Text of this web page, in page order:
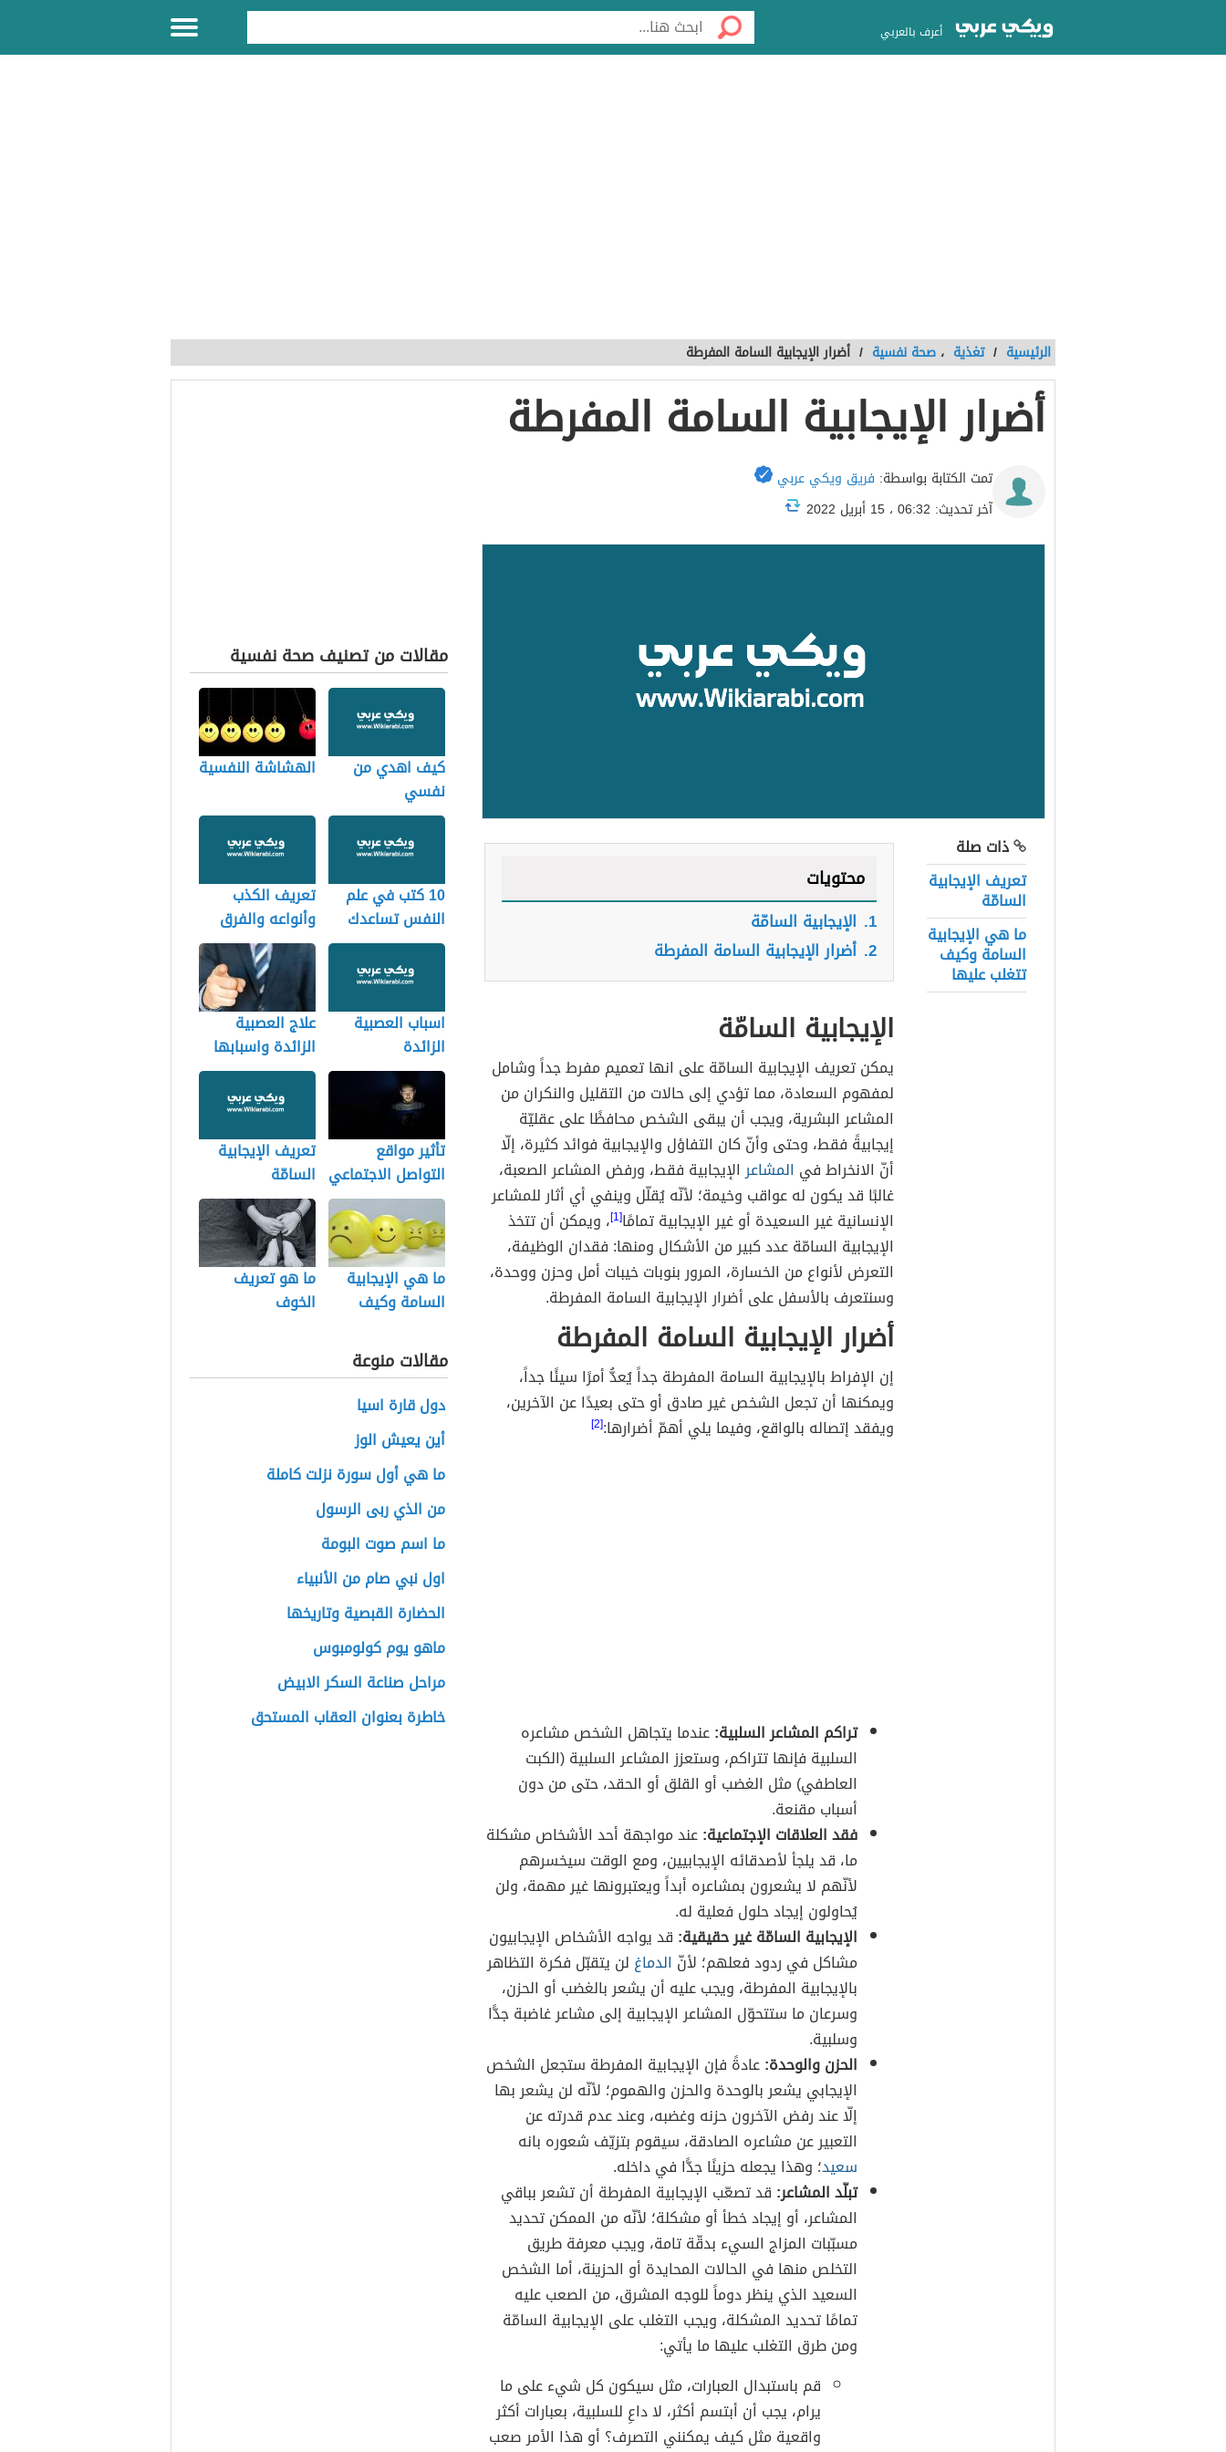
أعرف بالعربي
الرئيسية / تغذية ، صحة نفسية / أضرار الإيجابية السامة المفرطة
أضرار الإيجابية السامة المفرطة
تمت الكتابة بواسطة: فريق ويكي عربي
آخر تحديث: 06:32 ، 15 أبريل 2022
ذات صلة
تعريف الإيجابية
السامّة
ما هي الإيجابية
السامة وكيف
تتغلب عليها
محتويات
1. الإيجابية السامّة
2. أضرار الإيجابية السامة المفرطة
الإيجابية السامّة
يمكن تعريف الإيجابية السامّة على انها تعميم مفرط جداً وشامل
لمفهوم السعادة، مما تؤدي إلى حالات من التقليل والنكران من
المشاعر البشرية، ويجب أن يبقى الشخص محافظًا على عقليّة
إيجابيةً فقط، وحتى وأنّ كان التفاؤل والإيجابية فوائد كثيرة، إلّا
أنّ الانخراط في المشاعرالإيجابية فقط، ورفض المشاعر الصعبة،
غالبًا قد يكون له عواقب وخيمة؛ لأنّه يُقلّل وينفي أي أثار للمشاعر
الإنسانية غير السعيدة أو غير الإيجابية تمامًا[1] ، ويمكن أن تتخذ
الإيجابية السامّة عدد كبير من الأشكال ومنها: فقدان الوظيفة،
التعرض لأنواع من الخسارة، المرور بنوبات خيبات أمل وحزن ووحدة،
وسنتعرف بالأسفل على أضرار الإيجابية السامة المفرطة.
أضرار الإيجابية السامة المفرطة
إن الإفراط بالإيجابية السامة المفرطة جداً يُعدُّ أمرًا سيئًا جداً،
ويمكنها أن تجعل الشخص غير صادق أو حتى بعيدًا عن الآخرين،
ويفقد إتصاله بالواقع، وفيما يلي أهمّ أضرارها:[2]
تراكم المشاعر السلبية:عندما يتجاهل الشخص مشاعره
السلبية فإنها تتراكم، وستعزز المشاعر السلبية (الكبت
العاطفي) مثل الغضب أو القلق أو الحقد، حتى من دون
أسباب مقنعة.
فقد العلاقات الإجتماعية:عند مواجهة أحد الأشخاص مشكلة
ما، قد يلجأ لأصدقائه الإيجابيين، ومع الوقت سيخسرهم
لأنّهم لا يشعرون بمشاعره أبداً ويعتبرونها غير مهمة، ولن
يُحاولون إيجاد حلول فعلية له.
الإيجابية السامّة غير حقيقية: قد يواجه الأشخاص الإيجابيون
مشاكل في ردود فعلهم؛ لأنّ الدماغ لن يتقبّل فكرة التظاهر
بالإيجابية المفرطة، ويجب عليه أن يشعر بالغضب أو الحزن،
وسرعان ما ستتحوّل المشاعر الإيجابية إلى مشاعر غاضبة جدًّا
وسلبية.
الحزن والوحدة:عادةً فإن الإيجابية المفرطة ستجعل الشخص
الإيجابي يشعر بالوحدة والحزن والهموم؛ لأنّه لن يشعر بها
إلّا عند رفض الآخرون حزنه وغضبه، وعند عدم قدرته عن
التعبير عن مشاعره الصادقة، سيقوم بتزيّف شعوره بانه
سعيد؛ وهذا يجعله حزينًا جدًّا في داخله.
تبلّد المشاعر: قد تصعّب الإيجابية المفرطة أن تشعر بباقي
المشاعر، أو إيجاد خطأ أو مشكلة؛ لأنّه من الممكن تحديد
مسبّبات المزاج السيء بدقّة تامة، ويجب معرفة طريق
التخلص منها في الحالات المحايدة أو الحزينة، أما الشخص
السعيد الذي ينظر دوماً للوجه المشرق، من الصعب عليه
تمامًا تحديد المشكلة، ويجب التغلب على الإيجابية السامّة
ومن طرق التغلب عليها ما يأتي:
قم باستبدال العبارات، مثل سيكون كل شيء على ما
يرام، يجب أن أبتسم أكثر، لا داعِ للسلبية، بعبارات أكثر
واقعية مثل كيف يمكنني التصرف؟ أو هذا الأمر صعب
مقالات من تصنيف صحة نفسية
كيف اهدي من
نفسي
الهشاشة النفسية
10 كتب في علم
النفس تساعدك
على فهم نفسك
والآخرين
تعريف الكذب
وأنواعه والفرق
بينه وبين النفاق
اسباب العصبية
الزائدة
علاج العصبية
الزائدة واسبابها
تأثير مواقع
التواصل الاجتماعي
على الصحة
النفسية والعلاقات
تعريف الإيجابية
السامّة
ما هي الإيجابية
السامة وكيف
ما هو تعريف
الخوف
مقالات منوعة
دول قارة اسيا
أين يعيش الوز
ما هي أول سورة نزلت كاملة
من الذي ربى الرسول
ما اسم صوت البومة
اول نبي صام من الأنبياء
الحضارة القبصية وتاريخها
ماهو يوم كولومبوس
مراحل صناعة السكر الابيض
خاطرة بعنوان العقاب المستحق